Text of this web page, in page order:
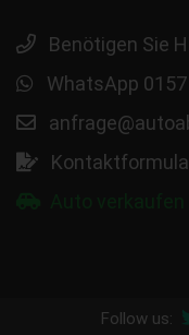
Benötigen Sie
WhatsApp
Follow us: